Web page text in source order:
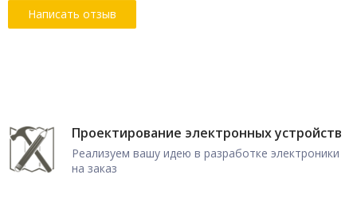
Проектирование электронных устройств
Реализуем вашу идею в разработке электроники
на заказ